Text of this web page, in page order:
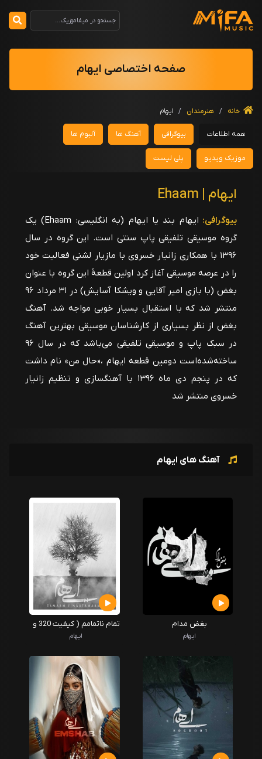
صفحه اختصاصی ایهام
خانه / هنرمندان / ایهام
همه اطلاعات بیوگرافی آهنگ ها آلبوم ها
موزیک ویدیو پلی لیست
ایهام | Ehaam
بیوگرافی:
ایهام بند یا ایهام (به انگلیسی: Ehaam) یک
گروه موسیقی تلفیقی پاپ سنتی است. این گروه در سال
۱۳۹۶ با همکاری زانیار خسروی با مازیار لشنی فعالیت خود
را در عرصه موسیقی آغاز کرد اولین قطعهٔ این گروه با عنوان
بغض (با بازی امیر آقایی و ویشکا آسایش) در ۳۱ مرداد ۹۶
منتشر شد که با استقبال بسیار خوبی مواجه شد. آهنگ
بغض از نظر بسیاری از کارشناسان موسیقی بهترین آهنگ
در سبک پاپ و موسیقی تلفیقی می‌باشد که در سال ۹۶
ساخته‌شده‌است دومین قطعه ایهام ،«حال من» نام داشت
که در پنجم دی ماه ۱۳۹۶ با آهنگسازی و تنظیم زانیار
خسروی منتشر شد
آهنگ های ایهام
بغض مدام
ایهام
تمام ناتمامم ( کیفیت 320 و
ویو wav)ایهام